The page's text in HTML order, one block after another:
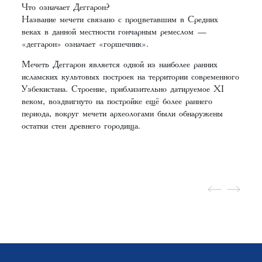
Что означает Деггарон?
Название мечети связано с процветавшим в Средних
веках в данной местности гончарным ремеслом —
«деггарон» означает «горшечник».
Мечеть Деггарон является одной из наиболее ранних
исламских культовых построек на территории современного
Узбекистана. Строение, приблизительно датируемое XI
веком, воздвигнуто на постройке ещё более раннего
периода, вокруг мечети археологами были обнаружены
остатки стен древнего городища.